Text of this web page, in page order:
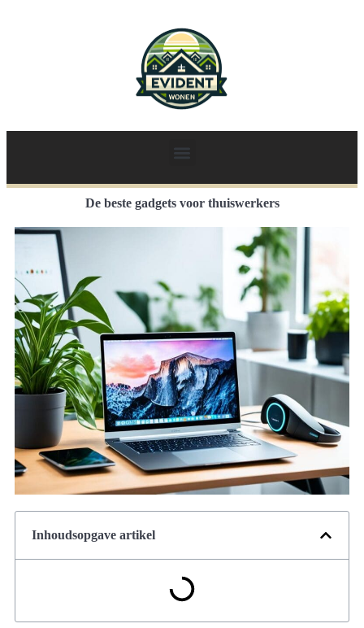
De beste gadgets voor thuiswerkers
Inhoudsopgave artikel